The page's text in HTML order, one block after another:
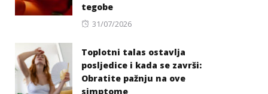
tegobe
Posted
31/07/2026
Toplotni talas ostavlja
posljedice i kada se završi:
Obratite pažnju na ove
simptome